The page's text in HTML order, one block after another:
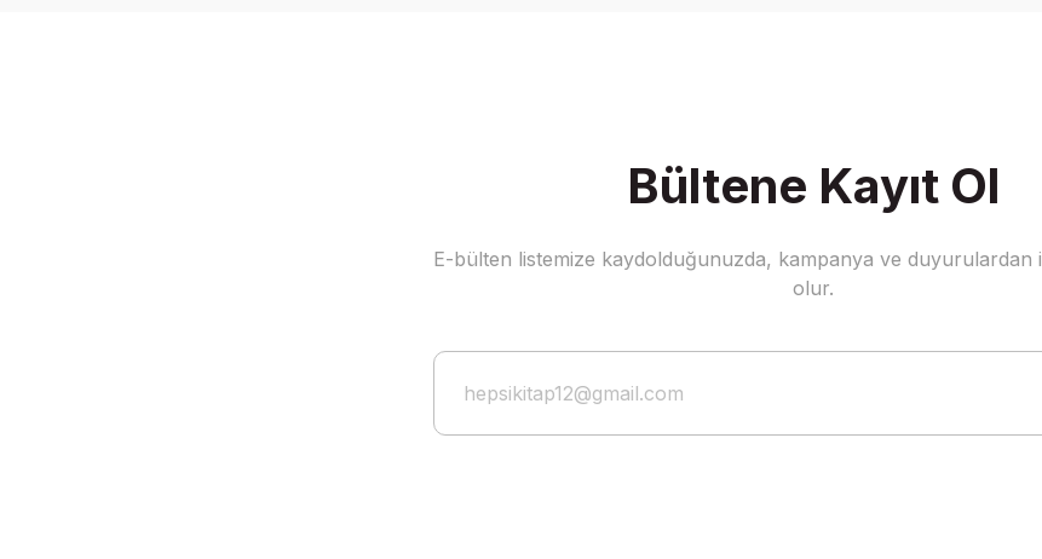
Bültene Kayıt Ol
E-bülten listemize kaydolduğunuzda, kampanya ve duyurulardan
olur.